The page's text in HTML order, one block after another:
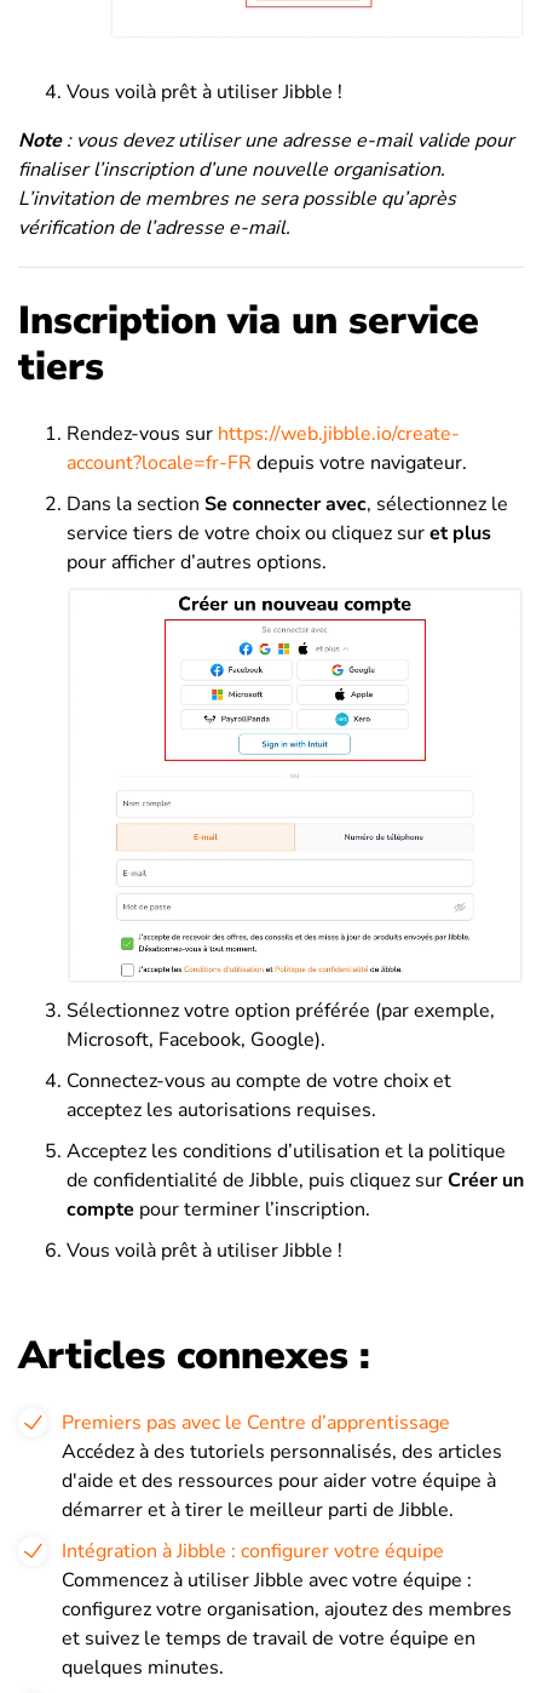
Vous voilà prêt à utiliser Jibble !
Note: vous devez utiliser une adresse e-mail valide pour
finaliser l’inscription d’une nouvelle organisation.
L’invitation de membres ne sera possible qu’après
vérification de l’adresse e-mail.
Inscription via un service
tiers
Rendez-vous sur https://web.jibble.io/create-
account?locale=fr-FR depuis votre navigateur.
Dans la section Se connecter avec, sélectionnez le
service tiers de votre choix ou cliquez suret plus
pour afficher d’autres options.
Sélectionnez votre option préférée (par exemple,
Microsoft, Facebook, Google).
Connectez-vous au compte de votre choix et
acceptez les autorisations requises.
Acceptez les conditions d’utilisation et la politique
de confidentialité de Jibble, puis cliquez surCréer un
compte pour terminer l’inscription.
Vous voilà prêt à utiliser Jibble !
Articles connexes :
Premiers pas avec le Centre d’apprentissage
Accédez à des tutoriels personnalisés, des articles
d'aide et des ressources pour aider votre équipe à
démarrer et à tirer le meilleur parti de Jibble.
Intégration à Jibble : configurer votre équipe
Commencez à utiliser Jibble avec votre équipe :
configurez votre organisation, ajoutez des membres
et suivez le temps de travail de votre équipe en
quelques minutes.